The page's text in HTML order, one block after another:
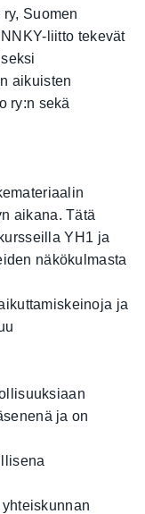
Suomen
liitto tekevät
aikuisten
ry:n sekä
aikana. Tätä
YH1 ja
näkökulmasta
ja
ja on